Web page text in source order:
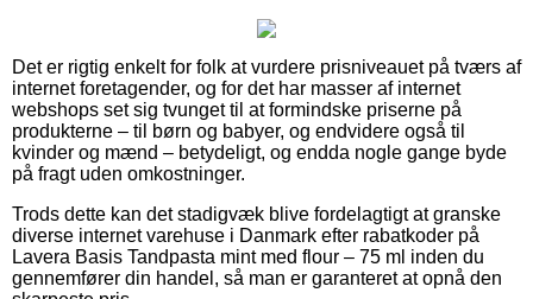
Det er rigtig enkelt for folk at vurdere prisniveauet på tværs af
internet foretagender, og for det har masser af internet
webshops set sig tvunget til at formindske priserne på
produkterne – til børn og babyer, og endvidere også til
kvinder og mænd – betydeligt, og endda nogle gange byde
på fragt uden omkostninger.
Trods dette kan det stadigvæk blive fordelagtigt at granske
diverse internet varehuse i Danmark efter rabatkoder på
Lavera Basis Tandpasta mint med flour – 75 ml inden du
gennemfører din handel, så man er garanteret at opnå den